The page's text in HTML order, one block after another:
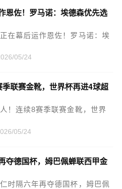
恩佐！罗马诺：埃德森优先选
在幕后运作恩佐！罗马诺：埃
05/24
联赛金靴，世界杯再进4球超
！连续8赛季联赛金靴，世界
05/24
夺德国杯，姆巴佩蝉联西甲金
时隔六年再夺德国杯，姆巴佩